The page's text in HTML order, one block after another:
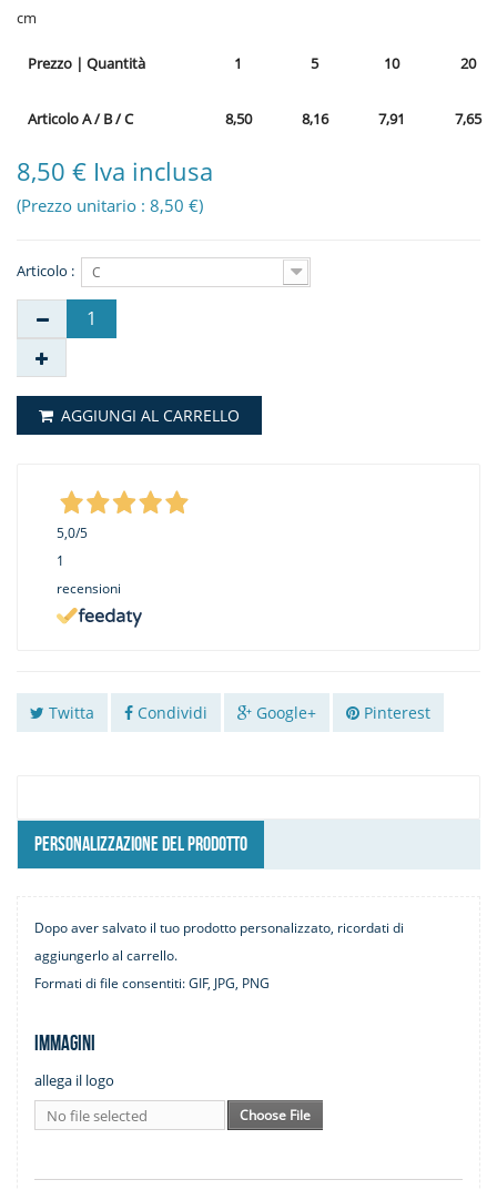
cm
Prezzo | Quantità 1 5 10 20
Articolo A / B / C 8,50 8,16 7,91 7,65
8,50 € Iva inclusa
(Prezzo unitario : 8,50 €)
Articolo : C
AGGIUNGI AL CARRELLO
5,0/5
1
recensioni
Twitta Condividi Google+ Pinterest
PERSONALIZZAZIONE DEL PRODOTTO
Dopo aver salvato il tuo prodotto personalizzato, ricordati di
aggiungerlo al carrello.
Formati di file consentiti: GIF, JPG, PNG
Immagini
allega il logo
No file selected
Choose File